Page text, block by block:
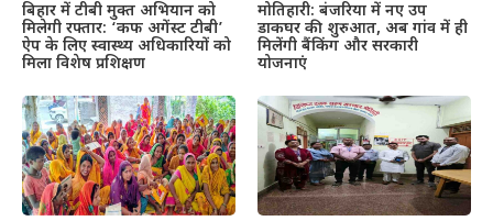
बिहार में टीबी मुक्त अभियान को
मिलेगी रफ्तार: ‘कफ अगेंस्ट टीबी’
ऐप के लिए स्वास्थ्य अधिकारियों को
मिला विशेष प्रशिक्षण
मोतिहारी: बंजरिया में नए उप
डाकघर की शुरुआत, अब गांव में ही
मिलेंगी बैंकिंग और सरकारी
योजनाएं